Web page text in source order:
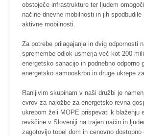
obstoječe infrastrukture ter ljudem
načine dnevne mobilnosti in jih
aktivne mobilnosti.
Za potrebe prilagajanja in dvig odpornosti
spremembe odlok usmerja več kot 200
energetsko sanacijo in podnebno odporno
energetsko samooskrbo in druge ukrepe
Ranljivim skupinam v naši družbi je
evrov za naložbe za energetsko revna
ukrepom želi MOPE prispevati k blaženju
revščine v Sloveniji na trajen način in
zagotovijo topel dom in cenovno dostopno